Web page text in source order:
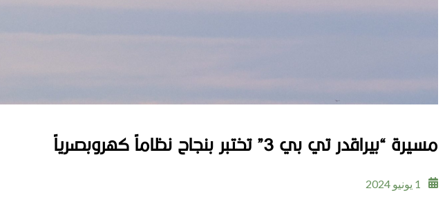
مسيرة “بيراقدر تي بي 3” تختبر بنجاح نظاماً كهروبصرياً
1 يونيو 2024